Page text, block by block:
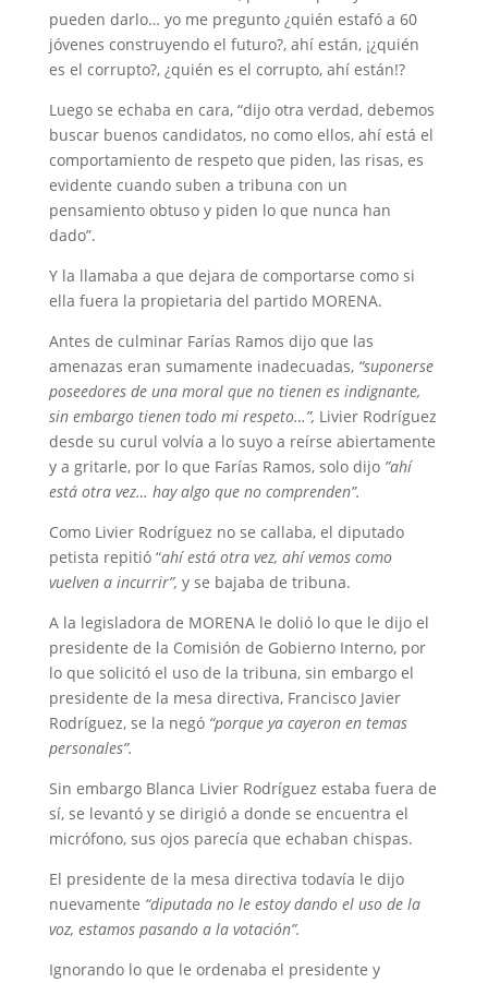
pueden darlo… yo me pregunto ¿quién estafó a 60
jóvenes construyendo el futuro?, ahí están, ¡¿quién
es el corrupto?, ¿quién es el corrupto, ahí están!?
Luego se echaba en cara, “dijo otra verdad, debemos
buscar buenos candidatos, no como ellos, ahí está el
comportamiento de respeto que piden, las risas, es
evidente cuando suben a tribuna con un
pensamiento obtuso y piden lo que nunca han
dado”.
Y la llamaba a que dejara de comportarse como si
ella fuera la propietaria del partido MORENA.
Antes de culminar Farías Ramos dijo que las
amenazas eran sumamente inadecuadas, “suponerse
poseedores de una moral que no tienen es indignante,
sin embargo tienen todo mi respeto…”, Livier Rodríguez
desde su curul volvía a lo suyo a reírse abiertamente
y a gritarle, por lo que Farías Ramos, solo dijo ”ahí
está otra vez… hay algo que no comprenden”.
Como Livier Rodríguez no se callaba, el diputado
petista repitió “ahí está otra vez, ahí vemos como
vuelven a incurrir”, y se bajaba de tribuna.
A la legisladora de MORENA le dolió lo que le dijo el
presidente de la Comisión de Gobierno Interno, por
lo que solicitó el uso de la tribuna, sin embargo el
presidente de la mesa directiva, Francisco Javier
Rodríguez, se la negó “porque ya cayeron en temas
personales”.
Sin embargo Blanca Livier Rodríguez estaba fuera de
sí, se levantó y se dirigió a donde se encuentra el
micrófono, sus ojos parecía que echaban chispas.
El presidente de la mesa directiva todavía le dijo
nuevamente “diputada no le estoy dando el uso de la
voz, estamos pasando a la votación”.
Ignorando lo que le ordenaba el presidente y